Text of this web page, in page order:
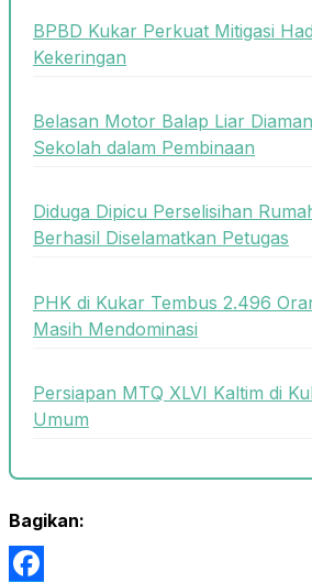
BPBD Kukar Perkuat Mitigasi
Kekeringan
Belasan Motor Balap Liar
Sekolah dalam Pembinaan
Diduga Dipicu Perselisihan
Berhasil Diselamatkan Petugas
PHK di Kukar Tembus 2.496
Masih Mendominasi
Persiapan MTQ XLVI Kaltim di
Umum
Bagikan: